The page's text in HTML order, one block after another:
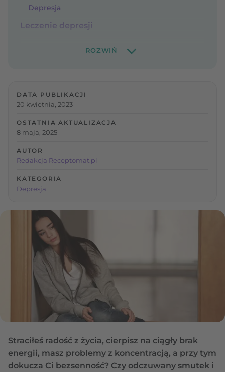
Depresja
Leczenie depresji
DATA PUBLIKACJI
20 kwietnia, 2023
OSTATNIA AKTUALIZACJA
8 maja, 2025
AUTOR
Redakcja Receptomat.pl
KATEGORIA
Depresja
Straciłeś radość z życia, cierpisz na ciągły brak
energii, masz problemy z koncentracją, a przy tym
dokucza Ci bezsenność? Czy odczuwany smutek i